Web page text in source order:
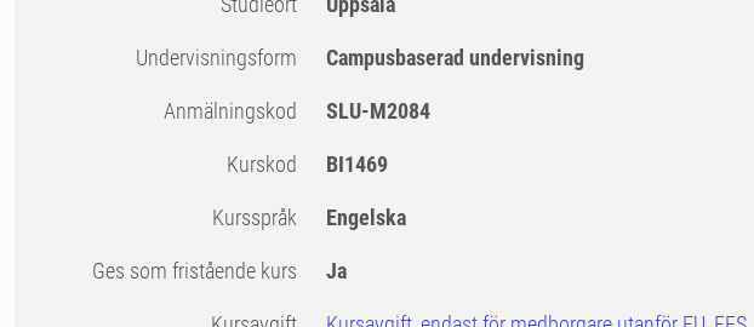
Undervisningsform Campusbaserad undervisning
Anmälningskod SLU-M2084
Kurskod BI1469
Kursspråk Engelska
Ges som fristående kurs Ja